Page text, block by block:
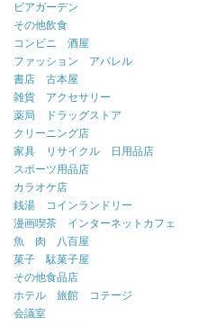
ビアガーデン
その他飲食
コンビニ 酒屋
ファッション アパレル
書店 古本屋
雑貨 アクセサリー
薬局 ドラッグストア
クリーニング店
家具 リサイクル 日用品店
スポーツ用品店
カラオケ店
銭湯 コインランドリー
漫画喫茶 インターネットカフェ
魚 肉 八百屋
菓子 駄菓子屋
その他食品店
ホテル 旅館 コテージ
会議室